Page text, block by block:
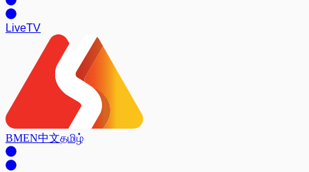
LiveTV
BMEN中文தமிழ்